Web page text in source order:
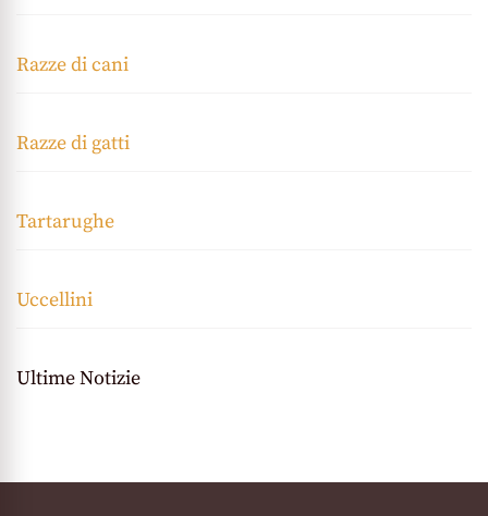
Razze di cani
Razze di gatti
Tartarughe
Uccellini
Ultime Notizie